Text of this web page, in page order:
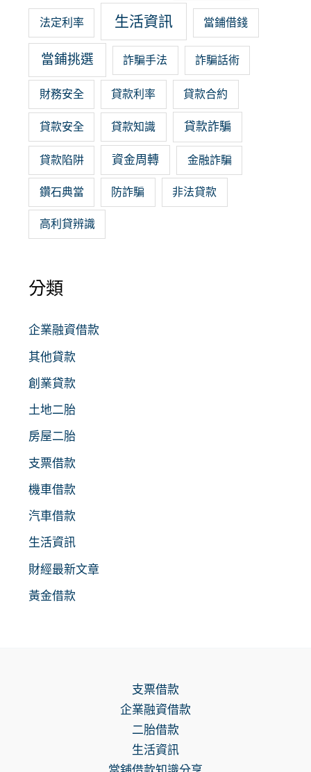
法定利率 生活資訊 當鋪借錢
當鋪挑選 詐騙手法 詐騙話術
財務安全 貸款利率 貸款合約
貸款安全 貸款知識 貸款詐騙
貸款陷阱 資金周轉 金融詐騙
鑽石典當 防詐騙 非法貸款
高利貸辨識
分類
企業融資借款
其他貸款
創業貸款
土地二胎
房屋二胎
支票借款
機車借款
汽車借款
生活資訊
財經最新文章
黃金借款
支票借款
企業融資借款
二胎借款
生活資訊